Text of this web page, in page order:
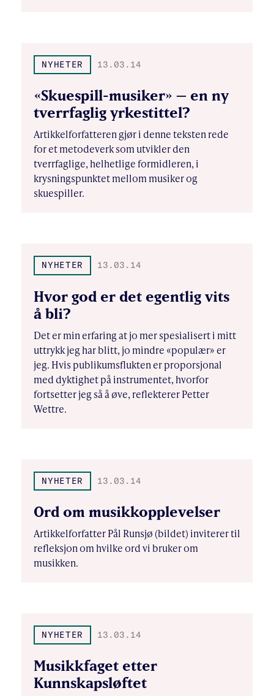
NYHETER 13.03.14
«Skuespill-musiker» – en ny
tverrfaglig yrkestittel?
Artikkelforfatteren gjør i denne teksten rede
for et metodeverk som utvikler den
tverrfaglige, helhetlige formidleren, i
krysningspunktet mellom musiker og
skuespiller.
NYHETER 13.03.14
Hvor god er det egentlig vits
å bli?
Det er min erfaring at jo mer spesialisert i mitt
uttrykk jeg har blitt, jo mindre «populær» er
jeg. Hvis publikumsflukten er proporsjonal
med dyktighet på instrumentet, hvorfor
fortsetter jeg så å øve, reflekterer Petter
Wettre.
NYHETER 13.03.14
Ord om musikkopplevelser
Artikkelforfatter Pål Runsjø (bildet) inviterer til
refleksjon om hvilke ord vi bruker om
musikken.
NYHETER 13.03.14
Musikkfaget etter
Kunnskapsløftet